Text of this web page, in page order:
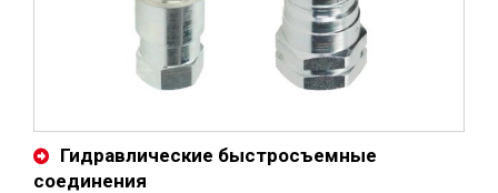
Гидравлические быстросъемные
соединения